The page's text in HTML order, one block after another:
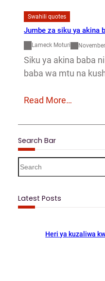
Swahili quotes
Jumbe za siku ya akina
Lameck Moturi
Siku ya akina baba
baba wa mtu na
Read More…
Search Bar
e
c
Latest Posts
Heri ya kuzaliwa